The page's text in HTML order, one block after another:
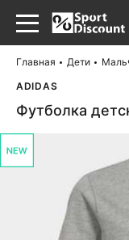
Главная Дети
ADIDAS
Футболка